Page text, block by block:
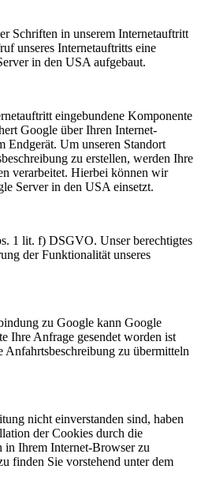
Schriften in unserem Internetauftritt
unseres Internetauftritts eine
in den USA aufgebaut.
eingebundene Komponente
Google über Ihren Internet-
Endgerät. Um unseren Standort
zu erstellen, werden Ihre
verarbeitet. Hierbei können wir
Server in den USA einsetzt.
1 lit. f) DSGVO. Unser berechtigtes
der Funktionalität unseres
zu Google kann Google
Ihre Anfrage gesendet worden ist
Anfahrtsbeschreibung zu übermitteln
nicht einverstanden sind, haben
der Cookies durch die
in Ihrem Internet-Browser zu
finden Sie vorstehend unter dem